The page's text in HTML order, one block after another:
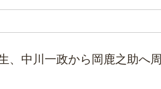
、中川一政から岡鹿之助へ周